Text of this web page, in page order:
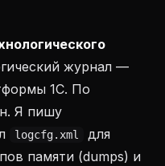
журнал —
1С. По
Я пишу
logcfg.xml
для
памяти (dumps) и